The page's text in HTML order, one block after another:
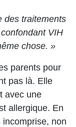
des traitements
VIH
chose. »
parents pour
pas là. Elle
avec une
allergique. En
non